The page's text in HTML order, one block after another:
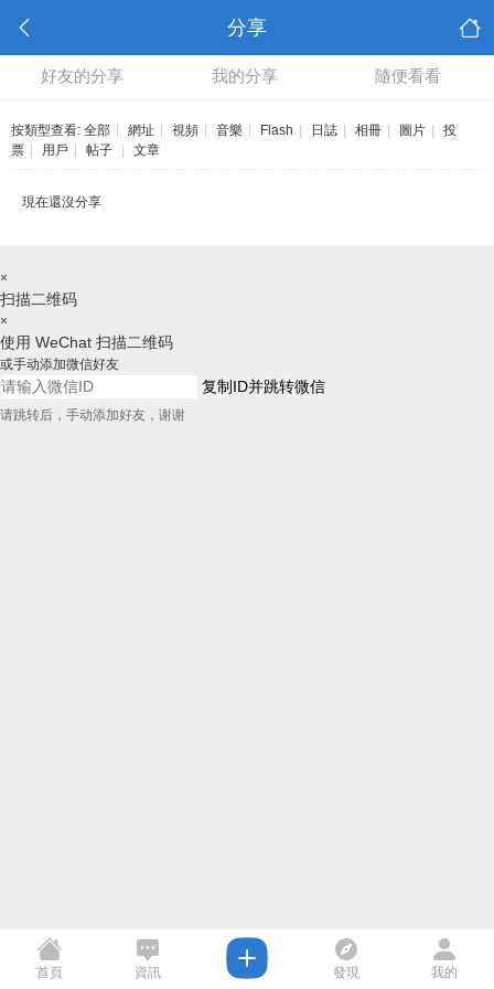
分享
好友的分享 我的分享 隨便看看
按類型查看: 全部 網址 視頻 音樂 Flash 日誌 相冊 圖片
投
票
用戶 帖子 文章
現在還沒分享
×
扫描二维码
×
使用 WeChat 扫描二维码
或手动添加微信好友
复制ID并跳转微信
请跳转后，手动添加好友，谢谢
首頁 資訊 發現 我的